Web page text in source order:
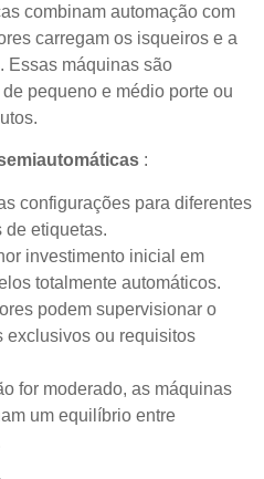
combinam automação com
carregam os isqueiros e a
Essas máquinas são
pequeno e médio porte ou
:
configurações para diferentes
de etiquetas.
investimento inicial em
totalmente automáticos.
podem supervisionar o
exclusivos ou requisitos
for moderado, as máquinas
um equilíbrio entre